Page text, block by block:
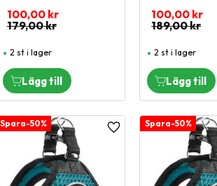
100,00kr
179,00kr
2 st i lager
100,00 kr
189,00kr
2 st i lager
i favoriter
50%
Lägg till i favoriter
50%